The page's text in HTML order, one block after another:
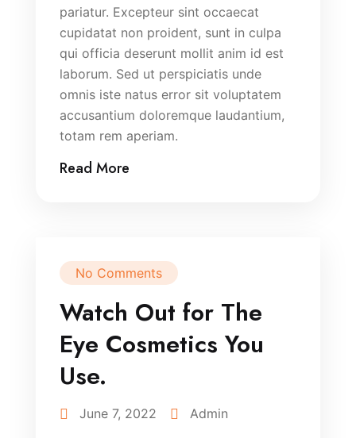
pariatur. Excepteur sint occaecat
cupidatat non proident, sunt in culpa
qui officia deserunt mollit anim id est
laborum. Sed ut perspiciatis unde
omnis iste natus error sit voluptatem
accusantium doloremque laudantium,
totam rem aperiam.
Read More
No Comments
Watch Out for The
Eye Cosmetics You
Use.
June 7, 2022 Admin